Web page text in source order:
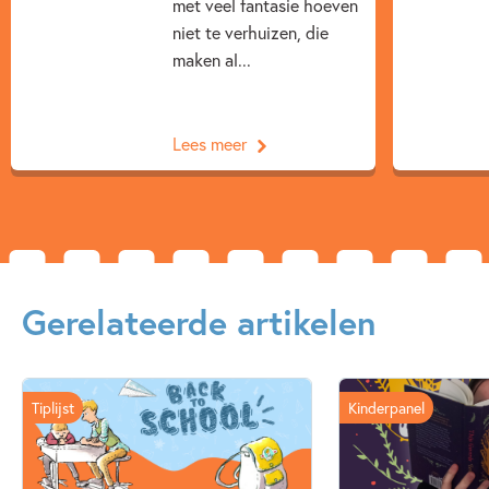
met veel fantasie hoeven
niet te verhuizen, die
maken al...
Lees meer
Gerelateerde artikelen
Tiplijst Kinderpanel